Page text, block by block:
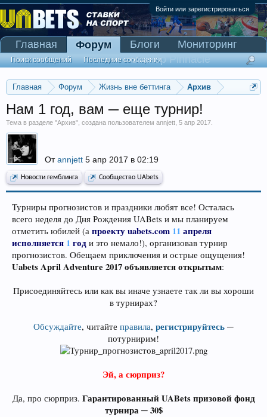
Войти или зарегистрироваться
Главная Форум Жизнь вне беттинга Архив
Нам 1 год, вам ─ еще турнир!
Тема в разделе "Архив", создана пользователем annjett 5 апр 2017
От annjett 5 апр 2017 в 02:19
Новости гемблинга Сообщество UAbets
Турниры прогнозистов и праздники любят все! Осталась
всего неделя до Дня Рождения UABets и мы планируем
отметить юбилей (а проектуuabets.com 11апреля
исполняется 1год и это немало!), организовав турнир
прогнозистов. Обещаем приключения и острые ощущения!
Uabets April Adventure 2017 объявляется открытым:
Присоединяйтесь или как вы иначе узнаете так ли вы хороши
в турнирах?
Обсуждайте, читайте правила, регистрируйтесь ─
потурнирим!
Эй, а сюрприз?
Да, про сюрприз. Гарантированный UABets призовой фонд
турнира ─ 30$
Главная Форум
Поиск сообщений Последние сообщения
Блоги
Мониторинг
Сканер Pinnacle